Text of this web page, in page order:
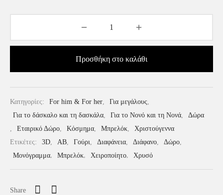
Προσθήκη στο καλάθι
Κατηγορίες: For him & For her, Για μεγάλους,
Για το δάσκαλο και τη δασκάλα
Για το Νονό και τη Νονά
Δώρα
Εταιρικό Δώρο Κόσμημα Μπρελόκ
Χριστούγεννα
Ετικέτες:
3D AB Γούρι Διαφάνεια Διάφανο Δώρο
Μονόγραμμα, Μπρελόκ, Χειροποίητο, Χρυσό
Share